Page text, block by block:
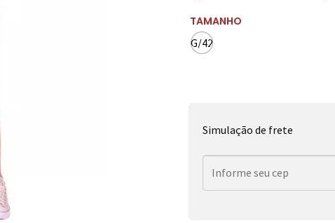
TAMANHO
G/42
Simulação de frete